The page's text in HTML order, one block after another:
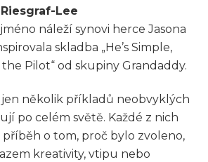
Lee
náleží synovi herce Jasona
skladba „He’s Simple,
the Pilot“ od skupiny Grandaddy.
jen několik příkladů neobvyklých
po celém světě. Každé z nich
příběh o tom, proč bylo zvoleno,
kreativity, vtipu nebo